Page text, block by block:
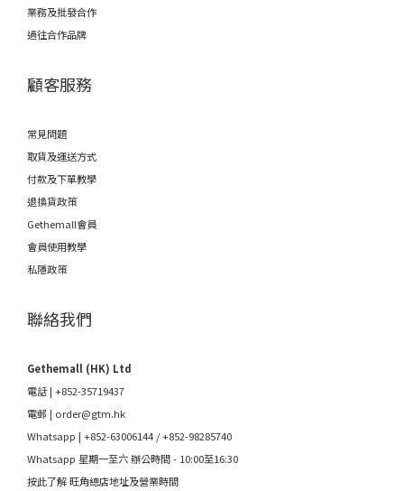
業務及批發合作
過往合作品牌
顧客服務
常見問題
取貨及運送方式
付款及下單教學
退換貨政策
Gethemall會員
會員使用教學
私隱政策
聯絡我們
Gethemall (HK) Ltd
電話 | +852-35719437
電郵 | order@gtm.hk
Whatsapp | +852-63006144 /+852-98285740
Whatsapp 星期一至六 辦公時間 - 10:00至16:30
按此了解 旺角總店地址及營業時間